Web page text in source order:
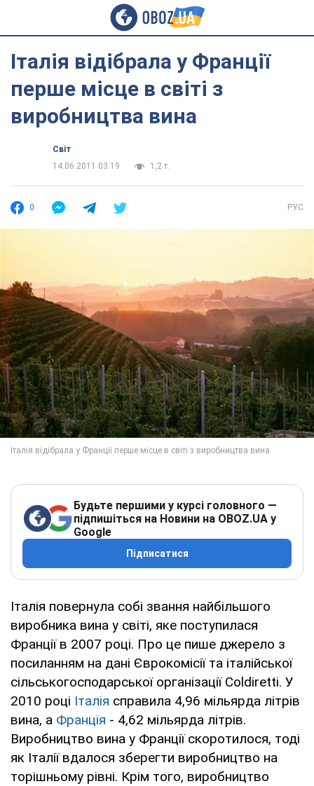
Італія відібрала у Франції
перше місце в світі з
виробництва вина
Світ
14.06.2011 03:19
1,2 т.
0 РУС
Будьте першими у курсі головного —
підпишіться на Новини на OBOZ.UA у
Google
Підписатися
Італія повернула собі звання найбільшого
виробника вина у світі, яке поступилася
Франції в 2007 році. Про це пише джерело з
посиланням на дані Єврокомісії та італійської
сільськогосподарської організації Coldiretti. У
2010 році Італія справила 4,96 мільярда літрів
вина, а Франція - 4,62 мільярда літрів.
Виробництво вина у Франції скоротилося, тоді
як Італії вдалося зберегти виробництво на
торішньому рівні. Крім того, виробництво